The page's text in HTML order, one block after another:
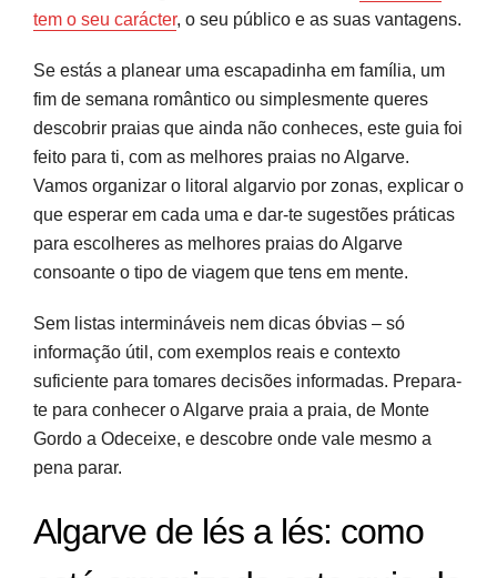
Praias para famílias e casais: escolhas certas
consoante a companhia
Praias secretas e pouco conhecidas: Algarve
fora do óbvio
Organiza o teu roteiro sem stress
Perguntas frequentes
tem o seu carácter, o seu público e as suas vantagens.
Se estás a planear uma escapadinha em família, um
fim de semana romântico ou simplesmente queres
descobrir praias que ainda não conheces, este guia foi
feito para ti, com as melhores praias no Algarve.
Vamos organizar o litoral algarvio por zonas, explicar o
que esperar em cada uma e dar-te sugestões práticas
para escolheres as melhores praias do Algarve
consoante o tipo de viagem que tens em mente.
Sem listas intermináveis nem dicas óbvias – só
informação útil, com exemplos reais e contexto
suficiente para tomares decisões informadas. Prepara-
te para conhecer o Algarve praia a praia, de Monte
Gordo a Odeceixe, e descobre onde vale mesmo a
pena parar.
Algarve de lés a lés: como